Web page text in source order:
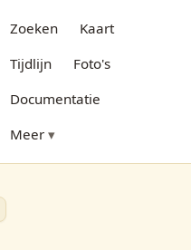
Zoeken
Kaart
Tijdlijn
Foto's
Documentatie
Meer